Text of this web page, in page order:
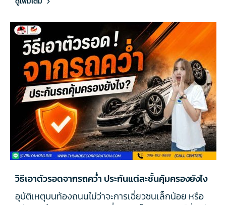
วิธีเอาตัวรอดจากรถคว่ำ ประกันแต่ละชั้นคุ้มครองยังไง
อุบัติเหตุบนท้องถนนไม่ว่าจะการเฉี่ยวชนเล็กน้อย หรือ